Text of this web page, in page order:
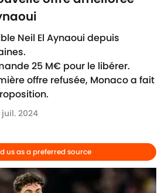
Neil El Aynaoui depuis
25 M€ pour le libérer.
offre refusée, Monaco a fait
2024
us as a preferred source